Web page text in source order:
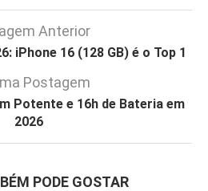
Anterior
iPhone 16 (128 GB) é o Top 1
Postagem
Potente e 16h de Bateria em
2026
PODE GOSTAR